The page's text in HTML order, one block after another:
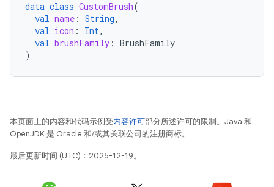
data class CustomBrush(
val name : String,
val icon : Int,
val brushFamily : BrushFamily
)
本页面上的内容和代码示例受内容许可部分所述许可的限制。Java 和
OpenJDK 是 Oracle 和/或其关联公司的注册商标。
最后更新时间 (UTC)：2025-12-19。